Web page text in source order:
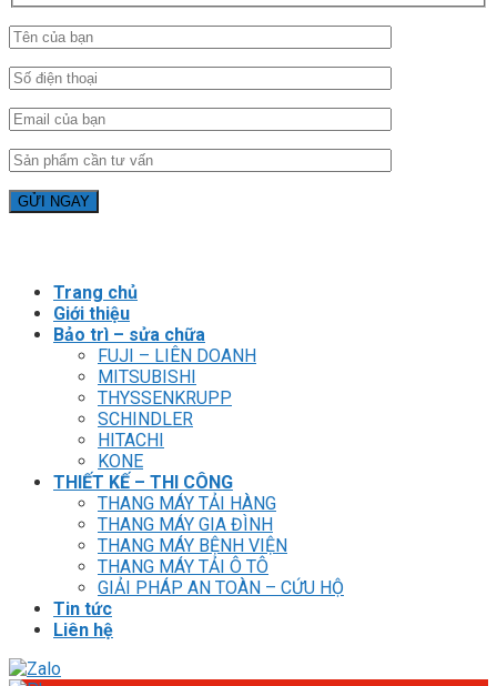
Trang chủ
Giới thiệu
Bảo trì – sửa chữa
FUJI – LIÊN DOANH
MITSUBISHI
THYSSENKRUPP
SCHINDLER
HITACHI
KONE
THIẾT KẾ – THI CÔNG
THANG MÁY TẢI HÀNG
THANG MÁY GIA ĐÌNH
THANG MÁY BỆNH VIỆN
THANG MÁY TẢI Ô TÔ
GIẢI PHÁP AN TOÀN – CỨU HỘ
Tin tức
Liên hệ